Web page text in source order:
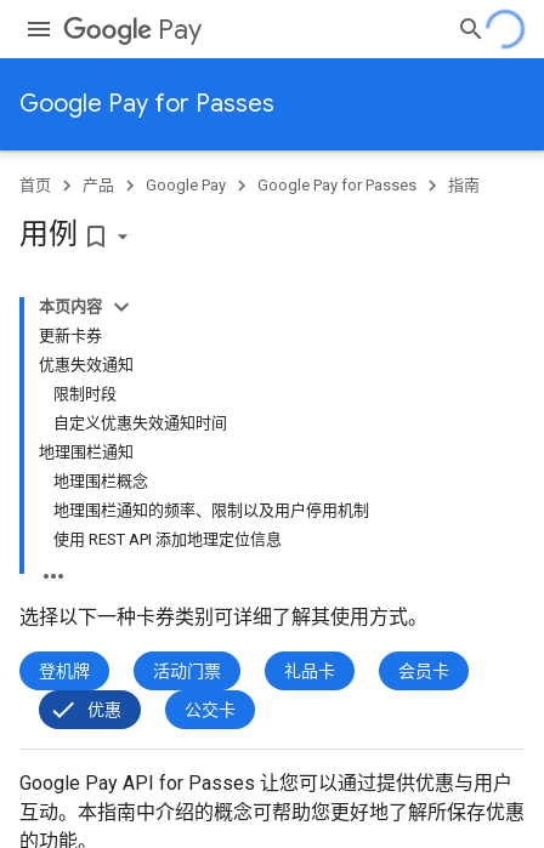
Pay
Google Pay for Passes
首页 产品 Google Pay Google Pay for Passes 指南
用例 bookmark_border
本页内容
更新卡券
优惠失效通知
限制时段
自定义优惠失效通知时间
地理围栏通知
地理围栏概念
地理围栏通知的频率、限制以及用户停用机制
使用 REST API 添加地理定位信息
选择以下一种卡券类别可详细了解其使用方式。
登机牌 活动门票 礼品卡
会员卡
优惠
公交卡
Google Pay API for Passes 让您可以通过提供优惠与用户
互动。本指南中介绍的概念可帮助您更好地了解所保存优惠
的功能。